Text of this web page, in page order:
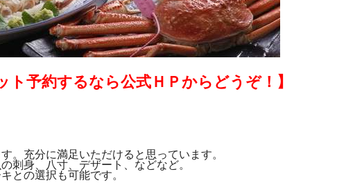
ト予約するなら公式ＨＰからどうぞ！】
。充分に満足いただけると思っています。
刺身、八寸、デザート、などなど。
との選択も可能です。